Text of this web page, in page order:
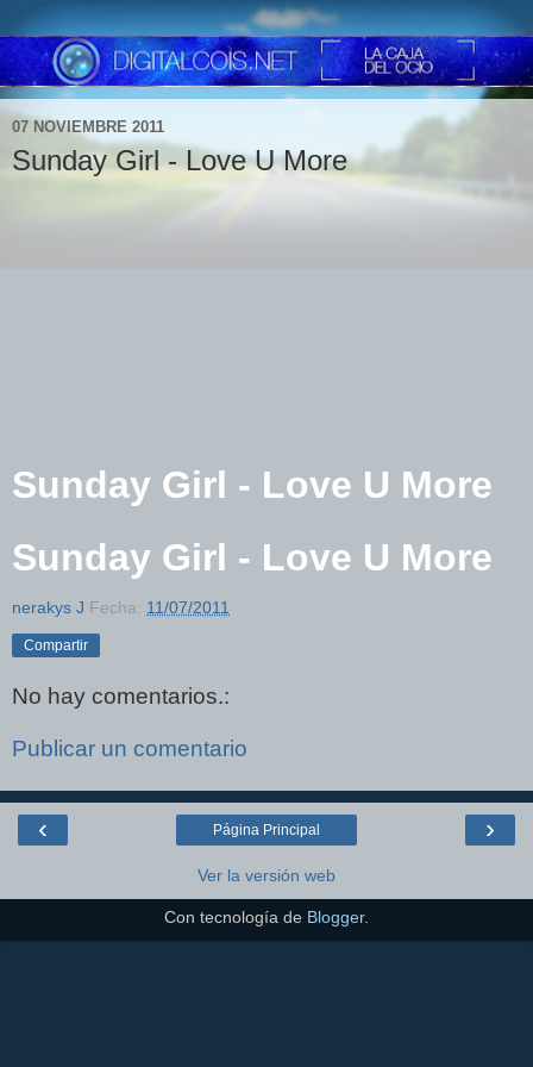
07 NOVIEMBRE 2011
Sunday Girl - Love U More
Sunday Girl - Love U More
Sunday Girl - Love U More
nerakys J Fecha: 11/07/2011
Compartir
No hay comentarios.:
Publicar un comentario
‹ ›
Página Principal
Ver la versión web
Con tecnología de Blogger.